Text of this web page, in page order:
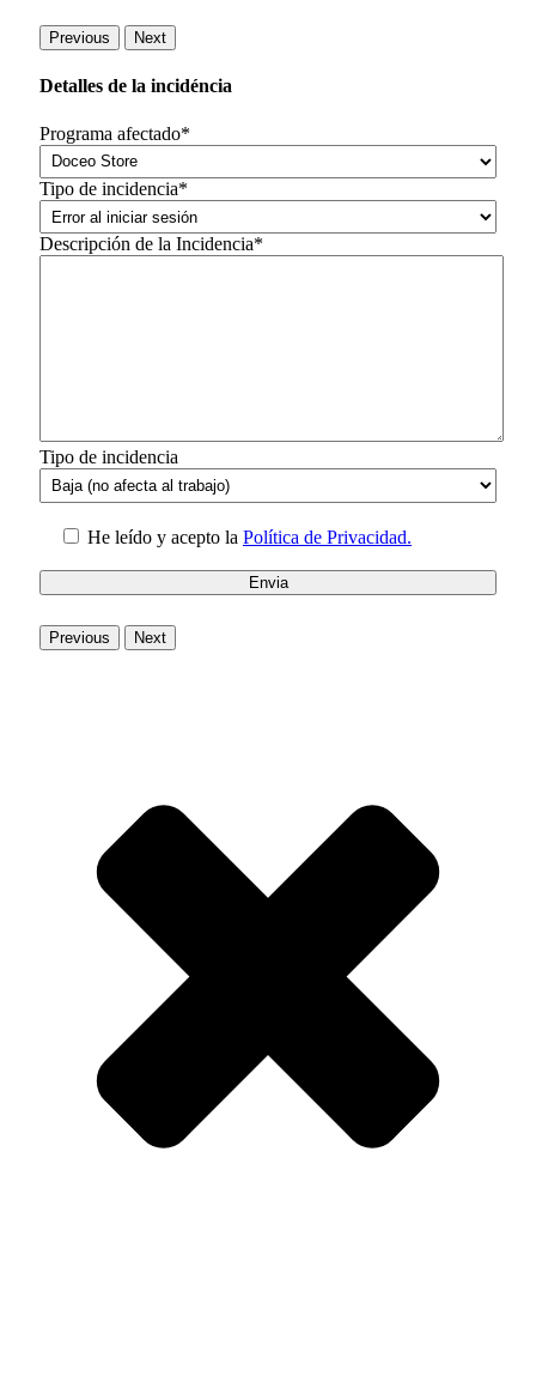
Previous Next
Detalles de la incidéncia
Programa afectado*
Tipo de incidencia*
Descripción de la Incidencia*
Tipo de incidencia
He leído y acepto la Política de Privacidad.
Previous Next